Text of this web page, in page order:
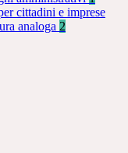
cittadini e imprese
analoga 2